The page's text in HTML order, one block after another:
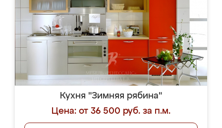
Кухня "Зимняя рябина"
Цена: от 36 500 руб. за п.м.